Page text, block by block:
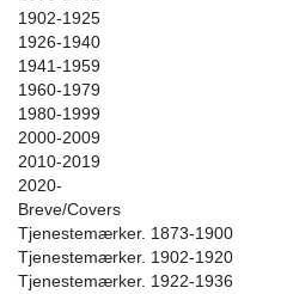
1902-1925
1926-1940
1941-1959
1960-1979
1980-1999
2000-2009
2010-2019
2020-
Breve/Covers
Tjenestemærker. 1873-1900
Tjenestemærker. 1902-1920
Tjenestemærker. 1922-1936